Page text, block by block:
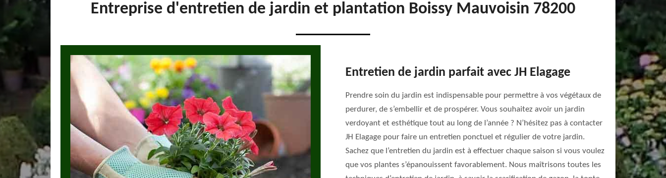
Entreprise d'entretien de jardin et plantation Boissy Mauvoisin 78200
Entretien de jardin parfait avec JH Elagage
Prendre soin du jardin est indispensable pour permettre à vos végétaux de
perdurer, de s’embellir et de prospérer. Vous souhaitez avoir un jardin
verdoyant et esthétique tout au long de l’année ? N’hésitez pas à contacter
JH Elagage pour faire un entretien ponctuel et régulier de votre jardin.
Sachez que l’entretien du jardin est à effectuer chaque saison si vous voulez
que vos plantes s’épanouissent favorablement. Nous maîtrisons toutes les